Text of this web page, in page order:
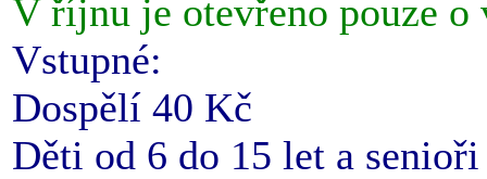
V říjnu je otevřeno pouze o
Vstupné:
Dospělí 40 Kč
Děti od 6 do 15 let a